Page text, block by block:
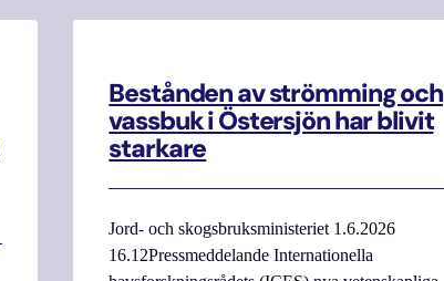
Bestånden av strömming och
vassbuk i Östersjön har blivit
starkare
Jord- och skogsbruksministeriet 1.6.2026
16.12Pressmeddelande Internationella